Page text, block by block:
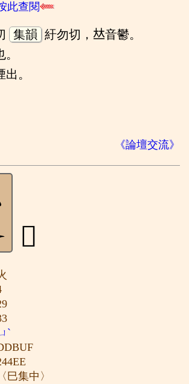
此查閱
集韻 紆勿切，𠀤音鬱。
。
《論壇交流》
𤓮
ˋ
集中〉